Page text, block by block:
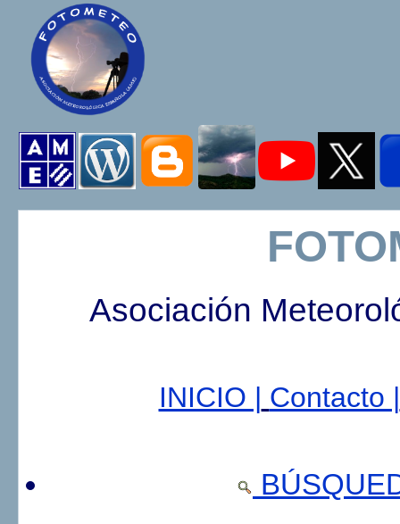
Asociación
INICIO | Contacto |